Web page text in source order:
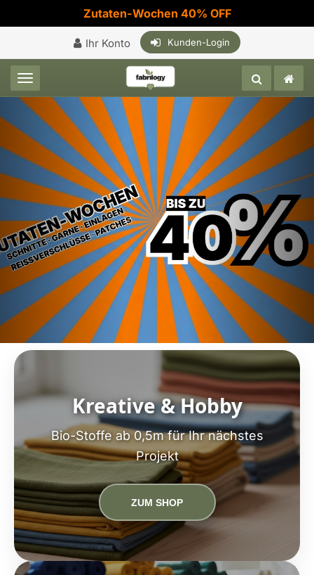
Zutaten-Wochen 40% OFF
Ihr Konto Kunden-Login
Toggle navigation
Kreative & Hobby
Bio-Stoffe ab 0,5m für Ihr nächstes
Projekt
ZUM SHOP